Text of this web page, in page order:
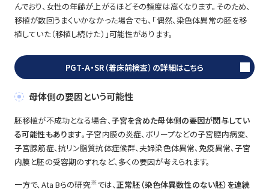
んでおり、女性の年齢が上がるほどその頻度は高くなります。そのため、
移植が数回うまくいかなかった場合でも、「偶然、染色体異常の胚を移
植していた（移植し続けた）」可能性があります。
PGT-A・SR（着床前検査）の詳細はこちら
母体側の要因という可能性
胚移植が不成功となる場合、子宮を含めた母体側の要因が関与してい
る可能性もあります。子宮内膜の炎症、ポリープなどの子宮腔内病変、
子宮腺筋症、抗リン脂質抗体症候群、夫婦染色体異常、免疫異常、子宮
内膜と胚の受容期のずれなど、多くの要因が考えられます。
一方で、Ata Bらの研究※では、正常胚（染色体異数性のない胚）を連続